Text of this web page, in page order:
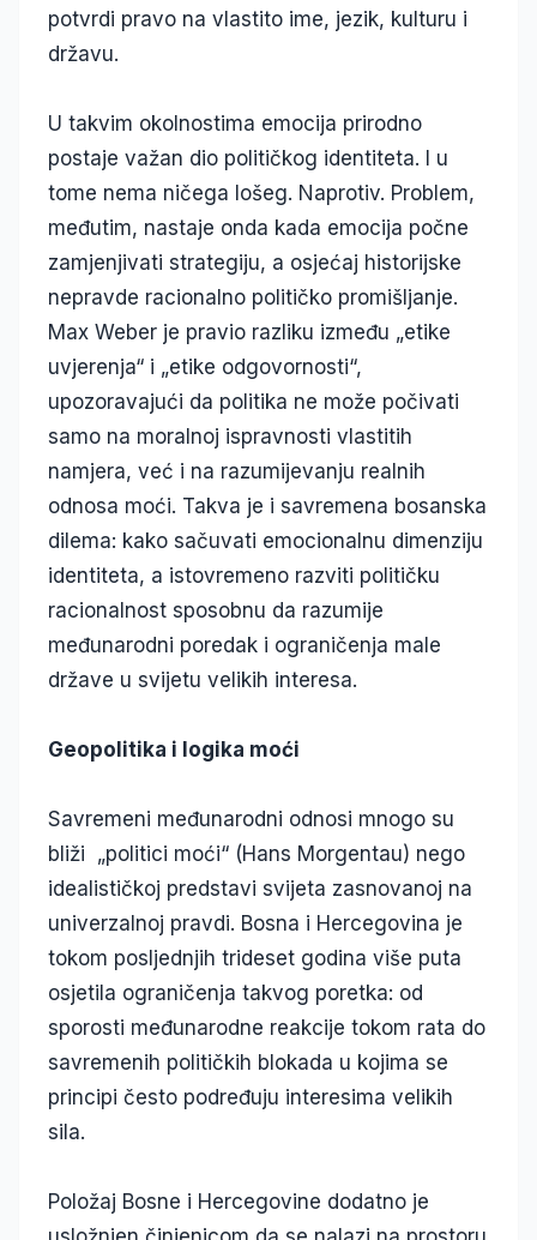
potvrdi pravo na vlastito ime, jezik, kulturu i
državu.
U takvim okolnostima emocija prirodno
postaje važan dio političkog identiteta. I u
tome nema ničega lošeg. Naprotiv. Problem,
međutim, nastaje onda kada emocija počne
zamjenjivati strategiju, a osjećaj historijske
nepravde racionalno političko promišljanje.
Max Weber je pravio razliku između „etike
uvjerenja“ i „etike odgovornosti“,
upozoravajući da politika ne može počivati
samo na moralnoj ispravnosti vlastitih
namjera, već i na razumijevanju realnih
odnosa moći. Takva je i savremena bosanska
dilema: kako sačuvati emocionalnu dimenziju
identiteta, a istovremeno razviti političku
racionalnost sposobnu da razumije
međunarodni poredak i ograničenja male
države u svijetu velikih interesa.
Geopolitika i logika moći
Savremeni međunarodni odnosi mnogo su
bliži „politici moći“ (Hans Morgentau) nego
idealističkoj predstavi svijeta zasnovanoj na
univerzalnoj pravdi. Bosna i Hercegovina je
tokom posljednjih trideset godina više puta
osjetila ograničenja takvog poretka: od
sporosti međunarodne reakcije tokom rata do
savremenih političkih blokada u kojima se
principi često podređuju interesima velikih
sila.
Položaj Bosne i Hercegovine dodatno je